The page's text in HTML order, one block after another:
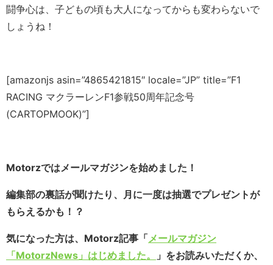
闘争心は、子どもの頃も大人になってからも変わらないで
しょうね！
[amazonjs asin=”4865421815″ locale=”JP” title=”F1
RACING マクラーレンF1参戦50周年記念号
(CARTOPMOOK)”]
Motorzではメールマガジンを始めました！
編集部の裏話が聞けたり、月に一度は抽選でプレゼントが
もらえるかも！？
気になった方は、Motorz記事「メールマガジン
「MotorzNews」はじめました。
」をお読みいただくか、